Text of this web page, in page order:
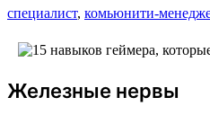
специалист, комьюнити-
Железные нервы